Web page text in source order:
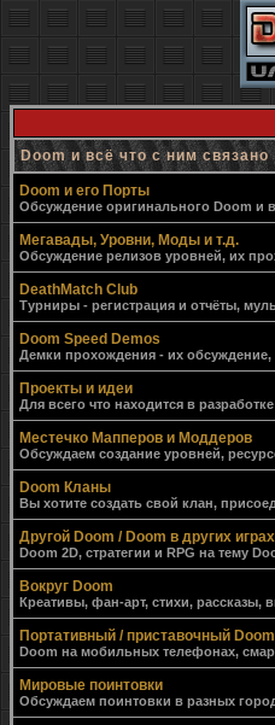
Doom и всё что с ним связано
Doom и его Порты
Обсуждение оригинального Doom и
Мегавады, Уровни, Моды и т.д.
Обсуждение релизов уровней, их
DeathMatch Club
Турниры - регистрация и отчёты,
Doom Speed Demos
Демки прохождения - их
Проекты и идеи
Для всего что находится в разработке
Местечко Мапперов и Моддеров
Обсуждаем создание уровней,
Doom Кланы
Вы хотите создать свой клан,
Другой Doom / Doom в других играх
Doom 2D, стратегии и RPG на тему
Вокруг Doom
Креативы, фан-арт, стихи, рассказы,
Портативный / приставочный Doom
Doom на мобильных телефонах,
Мировые поинтовки
Обсуждаем поинтовки в разных